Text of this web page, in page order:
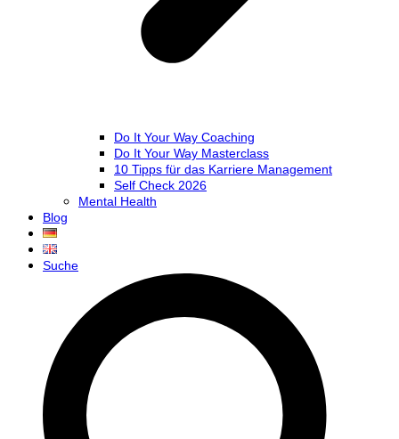
Do It Your Way Coaching
Do It Your Way Masterclass
10 Tipps für das Karriere Management
Self Check 2026
Mental Health
Blog
Suche